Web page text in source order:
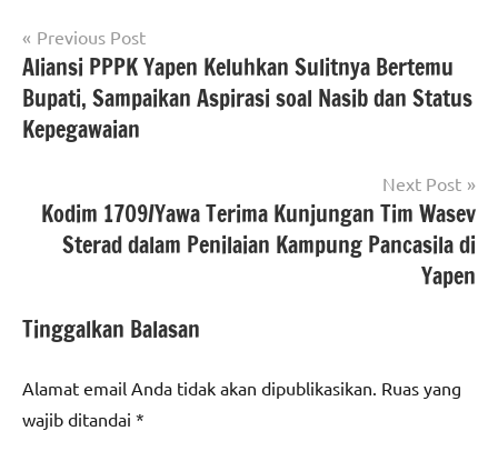
Navigasi
pos
Previous Post
Aliansi PPPK Yapen Keluhkan Sulitnya Bertemu
Bupati, Sampaikan Aspirasi soal Nasib dan Status
Kepegawaian
Next Post
Kodim 1709/Yawa Terima Kunjungan Tim Wasev
Sterad dalam Penilaian Kampung Pancasila di
Yapen
Tinggalkan Balasan
Alamat email Anda tidak akan dipublikasikan. Ruas yang
wajib ditandai *